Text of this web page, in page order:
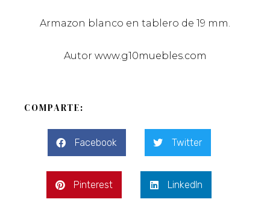
Armazon blanco en tablero de 19 mm.
Autor www.g10muebles.com
COMPARTE:
Facebook Twitter
Pinterest LinkedIn